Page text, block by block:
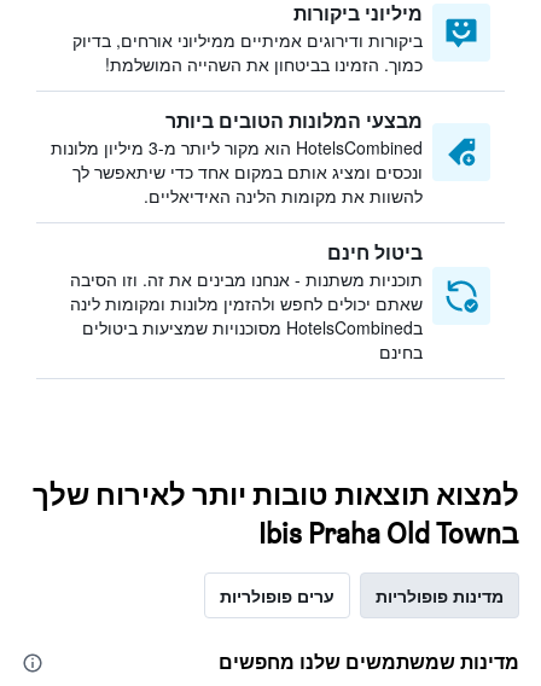
מיליוני ביקורות
ביקורות ודירוגים אמיתיים ממיליוני אורחים, בדיוק
כמוך. הזמינו בביטחון את השהייה המושלמת!
מבצעי המלונות הטובים ביותר
HotelsCombined הוא מקור ליותר מ-3 מיליון מלונות
ונכסים ומציג אותם במקום אחד כדי שיתאפשר לך
להשוות את מקומות הלינה האידיאליים.
ביטול חינם
תוכניות משתנות - אנחנו מבינים את זה. וזו הסיבה
שאתם יכולים לחפש ולהזמין מלונות ומקומות לינה
בHotelsCombined מסוכנויות שמציעות ביטולים
בחינם
למצוא תוצאות טובות יותר לאירוח שלך
בIbis Praha Old Town
מדינות פופולריות ערים פופולריות
מדינות שמשתמשים שלנו מחפשים